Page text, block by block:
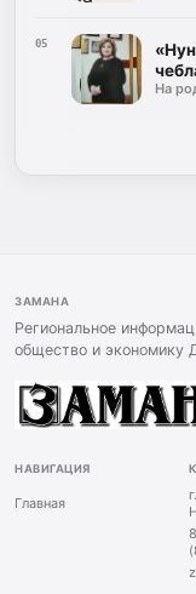
05
«Нуни
На
ЗАМАНА
Региональное
общество и экономику
НАВИГАЦИЯ
Главная